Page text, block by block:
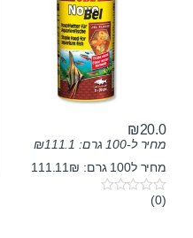
₪20.0
מחיר ל-100 גרם: ₪111.1
מחיר ל100 גרם: 111.11₪
0(0)